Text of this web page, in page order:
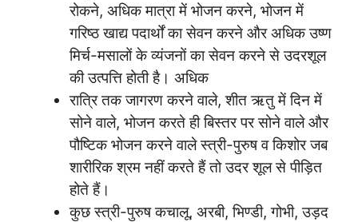
रोकने, अधिक मात्रा में भोजन करने, भोजन में
गरिष्ठ खाद्य पदार्थों का सेवन करने और अधिक उष्ण
मिर्च-मसालों के व्यंजनों का सेवन करने से उदरशूल
की उत्पत्ति होती है। अधिक
रात्रि तक जागरण करने वाले, शीत ऋतु में दिन में
सोने वाले, भोजन करते ही बिस्तर पर सोने वाले और
पौष्टिक भोजन करने वाले स्त्री-पुरुष व किशोर जब
शारीरिक श्रम नहीं करते हैं तो उदर शूल से पीड़ित
होते हैं।
कुछ स्त्री-पुरुष कचालू, अरबी, भिण्डी, गोभी, उड़द